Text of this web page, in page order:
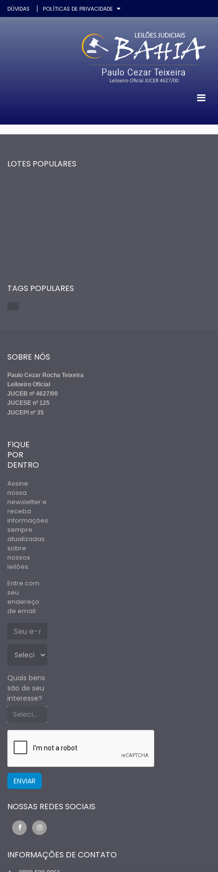
DÚVIDAS POLÍTICAS DE PRIVACIDADE
LOTES POPULARES
TAGS POPULARES
SOBRE NÓS
Paulo Cezar Rocha Teixeira
Leiloeiro Oficial
JUCEB nº 4627/00
JUCESE nº 125
JUCEPI nº 35
FIQUE
POR
DENTRO
Assine
nossa
newsletter e
receba
informações
sempre
atualizadas
sobre
nossos
leilões.
Entre com
seu
endereço
de email:
Quais bens
são de seu
interesse?
Selecione um estado primeiro
NOSSAS REDES SOCIAIS
INFORMAÇÕES DE CONTATO